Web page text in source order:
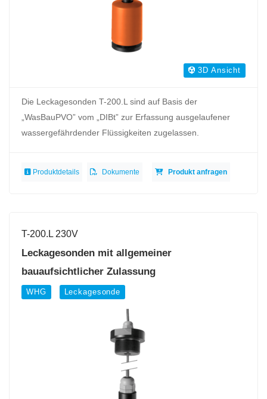
3D Ansicht
Die Leckagesonden T-200.L sind auf Basis der
„WasBauPVO” vom „DIBt” zur Erfassung ausgelaufener
wassergefährdender Flüssigkeiten zugelassen.
Produktdetails Dokumente Produkt anfragen
T-200.L 230V
Leckagesonden mit allgemeiner
bauaufsichtlicher Zulassung
WHG Leckagesonde